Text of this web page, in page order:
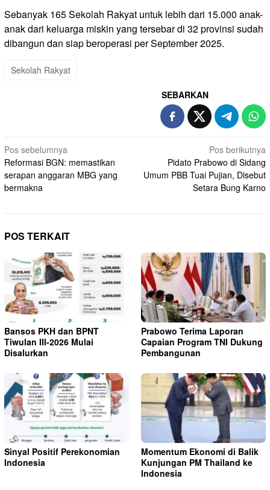
Sebanyak 165 Sekolah Rakyat untuk lebih dari 15.000 anak-
anak dari keluarga miskin yang tersebar di 32 provinsi sudah
dibangun dan siap beroperasi per September 2025.
Sekolah Rakyat
SEBARKAN
Navigasi
pos
Pos sebelumnya
Reformasi BGN: memastikan
serapan anggaran MBG yang
bermakna
Pos berikutnya
Pidato Prabowo di Sidang
Umum PBB Tuai Pujian, Disebut
Setara Bung Karno
POS TERKAIT
Bansos PKH dan BPNT
Tiwulan III-2026 Mulai
Disalurkan
Prabowo Terima Laporan
Capaian Program TNI Dukung
Pembangunan
Sinyal Positif Perekonomian
Indonesia
Momentum Ekonomi di Balik
Kunjungan PM Thailand ke
Indonesia